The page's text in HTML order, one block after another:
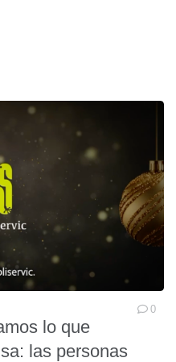
lo que
las personas
0